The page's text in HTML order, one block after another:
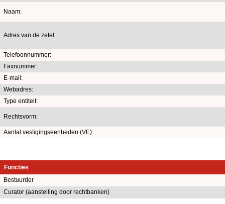
Naam:
Adres van de zetel:
Telefoonnummer:
Faxnummer:
E-mail:
Webadres:
Type entiteit:
Rechtsvorm:
Aantal vestigingseenheden (VE):
Functies
Bestuurder
Curator (aanstelling door rechtbanken)